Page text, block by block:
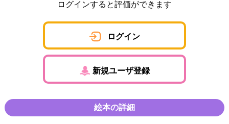
ログインすると評価ができます
ログイン
新規ユーザ登録
絵本の詳細